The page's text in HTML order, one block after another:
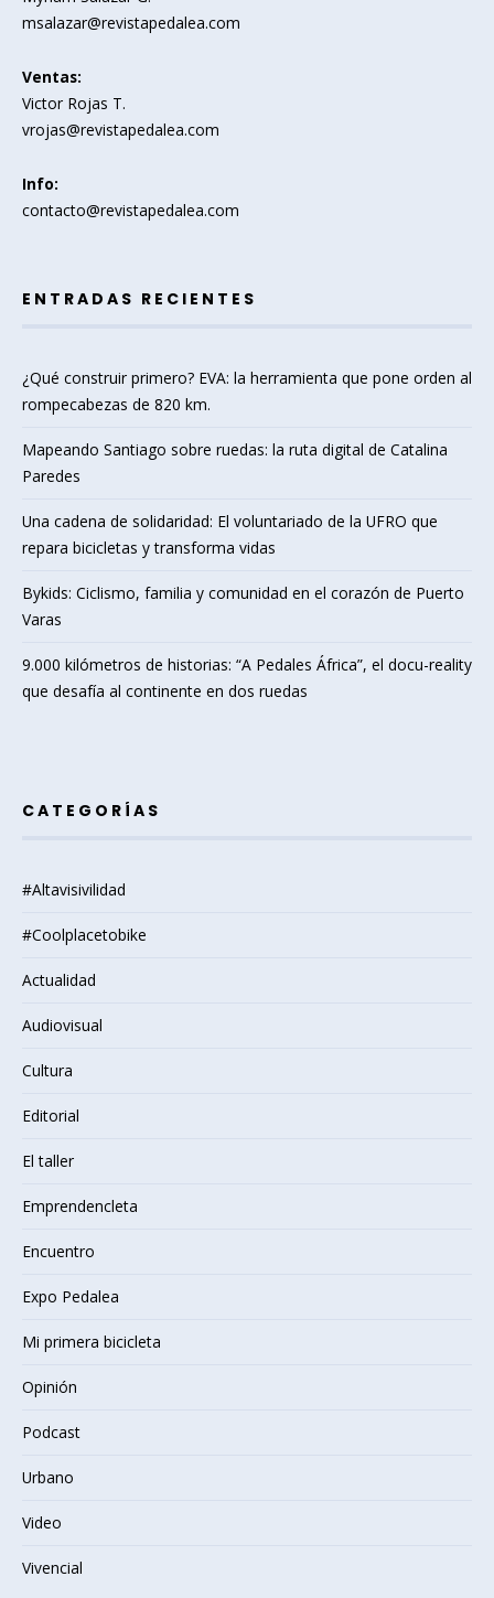
msalazar@revistapedalea.com
Ventas:
Victor Rojas T.
vrojas@revistapedalea.com
Info:
contacto@revistapedalea.com
ENTRADAS RECIENTES
¿Qué construir primero? EVA: la herramienta que pone orden al
rompecabezas de 820 km.
Mapeando Santiago sobre ruedas: la ruta digital de Catalina
Paredes
Una cadena de solidaridad: El voluntariado de la UFRO que
repara bicicletas y transforma vidas
Bykids: Ciclismo, familia y comunidad en el corazón de Puerto
Varas
9.000 kilómetros de historias: “A Pedales África”, el docu-reality
que desafía al continente en dos ruedas
CATEGORÍAS
#Altavisivilidad
#Coolplacetobike
Actualidad
Audiovisual
Cultura
Editorial
El taller
Emprendencleta
Encuentro
Expo Pedalea
Mi primera bicicleta
Opinión
Podcast
Urbano
Video
Vivencial